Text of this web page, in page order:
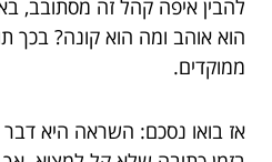
להבין איפה קהל זה מסתובב,
הוא אוהב ומה הוא קונה? בכך
ממוקדים.
אז בואו נסכם: השראה היא דבר